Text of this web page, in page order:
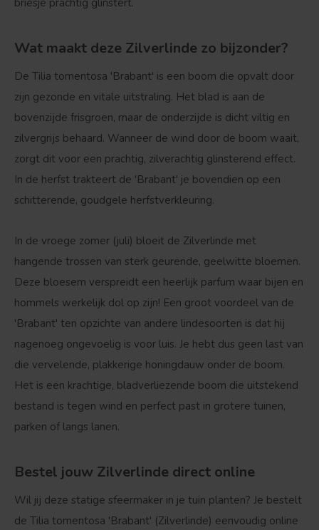
briesje prachtig glinstert.
Wat maakt deze Zilverlinde zo bijzonder?
De Tilia tomentosa 'Brabant' is een boom die opvalt door
zijn gezonde en vitale uitstraling. Het blad is aan de
bovenzijde frisgroen, maar de onderzijde is dicht viltig en
zilvergrijs behaard. Wanneer de wind door de boom waait,
zorgt dit voor een prachtig, zilverachtig glinsterend effect.
In de herfst trakteert de 'Brabant' je bovendien op een
schitterende, goudgele herfstverkleuring.
In de vroege zomer (juli) bloeit de Zilverlinde met
hangende trossen van sterk geurende, geelwitte bloemen.
Deze bloesem verspreidt een heerlijk parfum waar bijen en
hommels werkelijk dol op zijn! Een groot voordeel van de
'Brabant' ten opzichte van andere lindesoorten is dat hij
nagenoeg ongevoelig is voor luis. Je hebt dus geen last van
die vervelende, plakkerige honingdauw onder de boom.
Het is een krachtige, bladverliezende boom die uitstekend
bestand is tegen wind en perfect past in grotere tuinen,
parken of langs lanen.
Bestel jouw Zilverlinde direct online
Wil jij deze statige sfeermaker in je tuin planten? Je bestelt
de Tilia tomentosa 'Brabant' (Zilverlinde) eenvoudig online